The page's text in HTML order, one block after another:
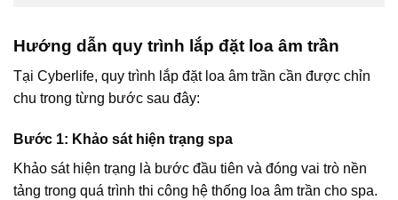
Hướng dẫn quy trình lắp đặt loa âm trần
Tại Cyberlife, quy trình lắp đặt loa âm trần cần được chỉn
chu trong từng bước sau đây:
Bước 1: Khảo sát hiện trạng spa
Khảo sát hiện trạng là bước đầu tiên và đóng vai trò nền
tảng trong quá trình thi công hệ thống loa âm trần cho spa.